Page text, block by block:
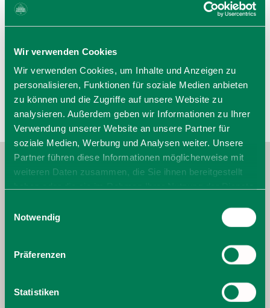
Wir verwenden Cookies
Wir verwenden Cookies, um Inhalte und Anzeigen zu
personalisieren, Funktionen für soziale Medien anbieten
zu können und die Zugriffe auf unsere Website zu
analysieren. Außerdem geben wir Informationen zu Ihrer
Verwendung unserer Website an unsere Partner für
soziale Medien, Werbung und Analysen weiter. Unsere
Partner führen diese Informationen möglicherweise mit
weiteren Daten zusammen, die Sie ihnen bereitgestellt
Cookies, wenn Sie unsere Webseite weiterhin nutzen.
Notwendig
Präferenzen
Statistiken
Der Parkplatz eignet sich als Ausgangspunkt für